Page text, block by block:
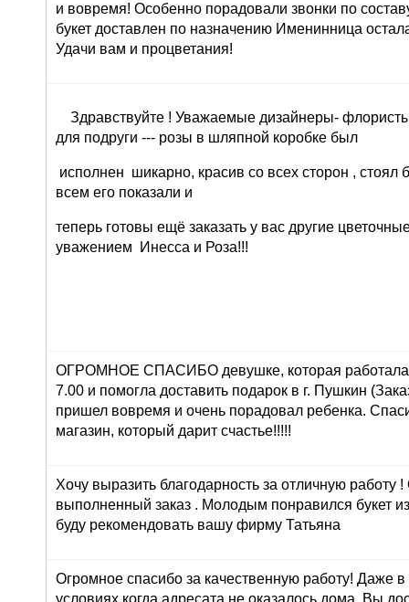
и вовремя! Особенно порадовали звонки по
букет доставлен по назначению Именинница
Удачи вам и процветания!
Здравствуйте ! Уважаемые дизайнеры-
для подруги --- розы в шляпной коробке был
исполнен шикарно, красив со всех сторон ,
всем его показали и
теперь готовы ещё заказать у вас другие
уважением Инесса и Роза!!!
ОГРОМНОЕ СПАСИБО девушке, которая работала
7.00 и помогла доставить подарок в г. Пушкин
пришел вовремя и очень порадовал ребенка.
магазин, который дарит счастье!!!!!
Хочу выразить благодарность за отличную работу
выполненный заказ . Молодым понравился букет
буду рекомендовать вашу фирму Татьяна
Огромное спасибо за качественную работу! Даже в
условиях,когда адресата не оказалось дома, Вы